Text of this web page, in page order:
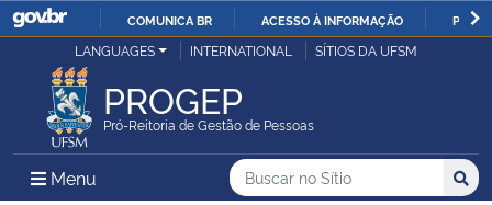
IR
COMUNICA BR ACESSO À INFORMAÇÃO
Ministério da Justiça e Segurança Pública
Ministério da Defesa
LANGUAGES INTERNATIONAL SÍTIOS DA UFSM
PROGEP
Pró-Reitoria de Gestão de Pessoas
Menu Menu Principal do Sítio
Busca
Buscar no no Sítio
Busca: